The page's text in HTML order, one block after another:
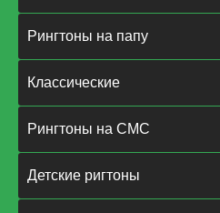
Рингтоны на папу
Классические
Рингтоны на СМС
Детские ригтоны